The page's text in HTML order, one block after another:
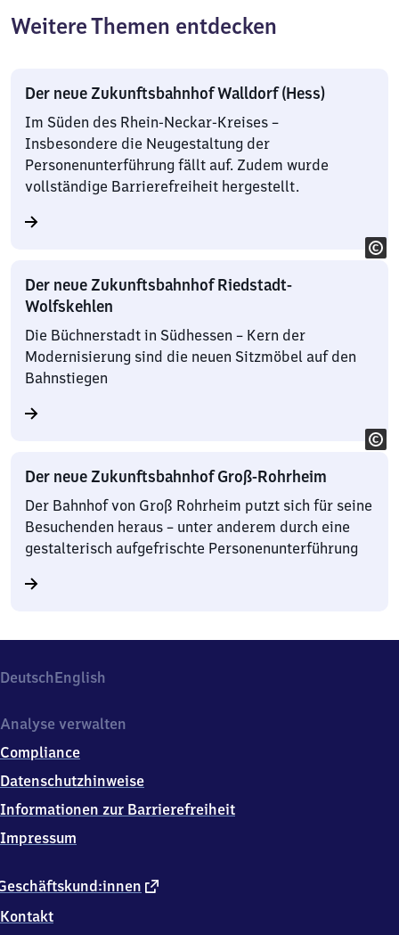
Weitere Themen entdecken
Der neue Zukunftsbahnhof Walldorf (Hess)
Im Süden des Rhein-Neckar-Kreises –
Insbesondere die Neugestaltung der
Personenunterführung fällt auf. Zudem wurde
vollständige Barrierefreiheit hergestellt.
Der neue Zukunftsbahnhof Riedstadt-
Wolfskehlen
Die Büchnerstadt in Südhessen – Kern der
Modernisierung sind die neuen Sitzmöbel auf den
Bahnstiegen
Der neue Zukunftsbahnhof Groß-Rohrheim
Der Bahnhof von Groß Rohrheim putzt sich für seine
Besuchenden heraus – unter anderem durch eine
gestalterisch aufgefrischte Personenunterführung
DeutschEnglish
externer
Kontakt
Analyse verwalten
Compliance
Datenschutzhinweise
Informationen zur Barrierefreiheit
Impressum